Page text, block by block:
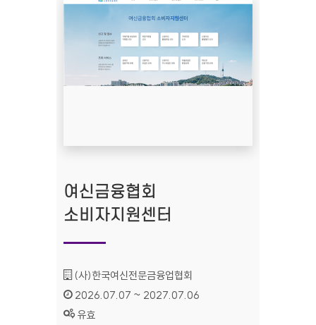
여신금융협회
소비자지원센터
기관명 :
(사)한국여신전문금융업협회
인증기간 :
2026.07.07 ~ 2027.07.06
상태 :
유효